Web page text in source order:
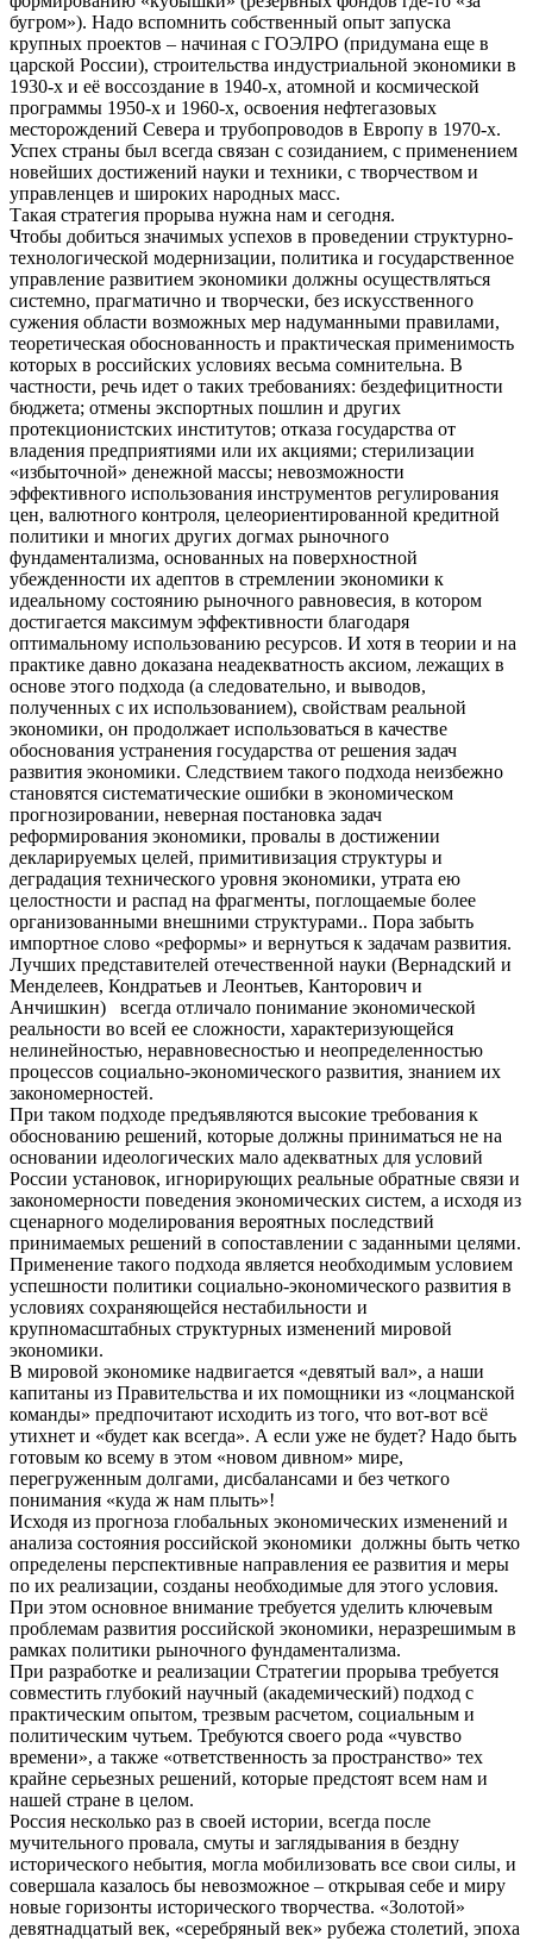
бугром»). Надо вспомнить собственный опыт запуска
крупных проектов – начиная с ГОЭЛРО (придумана еще в
царской России), строительства индустриальной экономики в
1930-х и её воссоздание в 1940-х, атомной и космической
программы 1950-х и 1960-х, освоения нефтегазовых
месторождений Севера и трубопроводов в Европу в 1970-х.
Успех страны был всегда связан с созиданием, с применением
новейших достижений науки и техники, с творчеством и
управленцев и широких народных масс.
Такая стратегия прорыва нужна нам и сегодня.
Чтобы добиться значимых успехов в проведении структурно-
технологической модернизации, политика и государственное
управление развитием экономики должны осуществляться
системно, прагматично и творчески, без искусственного
сужения области возможных мер надуманными правилами,
теоретическая обоснованность и практическая применимость
которых в российских условиях весьма сомнительна. В
частности, речь идет о таких требованиях: бездефицитности
бюджета; отмены экспортных пошлин и других
протекционистских институтов; отказа государства от
владения предприятиями или их акциями; стерилизации
«избыточной» денежной массы; невозможности
эффективного использования инструментов регулирования
цен, валютного контроля, целеориентированной кредитной
политики и многих других догмах рыночного
фундаментализма, основанных на поверхностной
убежденности их адептов в стремлении экономики к
идеальному состоянию рыночного равновесия, в котором
достигается максимум эффективности благодаря
оптимальному использованию ресурсов. И хотя в теории и на
практике давно доказана неадекватность аксиом, лежащих в
основе этого подхода (а следовательно, и выводов,
полученных с их использованием), свойствам реальной
экономики, он продолжает использоваться в качестве
обоснования устранения государства от решения задач
развития экономики. Следствием такого подхода неизбежно
становятся систематические ошибки в экономическом
прогнозировании, неверная постановка задач
реформирования экономики, провалы в достижении
декларируемых целей, примитивизация структуры и
деградация технического уровня экономики, утрата ею
целостности и распад на фрагменты, поглощаемые более
организованными внешними структурами.. Пора забыть
импортное слово «реформы» и вернуться к задачам развития.
Лучших представителей отечественной науки (Вернадский и
Менделеев, Кондратьев и Леонтьев, Канторович и
Анчишкин) всегда отличало понимание экономической
реальности во всей ее сложности, характеризующейся
нелинейностью, неравновесностью и неопределенностью
процессов социально-экономического развития, знанием их
закономерностей.
При таком подходе предъявляются высокие требования к
обоснованию решений, которые должны приниматься не на
основании идеологических мало адекватных для условий
России установок, игнорирующих реальные обратные связи и
закономерности поведения экономических систем, а исходя из
сценарного моделирования вероятных последствий
принимаемых решений в сопоставлении с заданными целями.
Применение такого подхода является необходимым условием
успешности политики социально-экономического развития в
условиях сохраняющейся нестабильности и
крупномасштабных структурных изменений мировой
экономики.
В мировой экономике надвигается «девятый вал», а наши
капитаны из Правительства и их помощники из «лоцманской
команды» предпочитают исходить из того, что вот-вот всё
утихнет и «будет как всегда». А если уже не будет? Надо быть
готовым ко всему в этом «новом дивном» мире,
перегруженным долгами, дисбалансами и без четкого
понимания «куда ж нам плыть»!
Исходя из прогноза глобальных экономических изменений и
анализа состояния российской экономики должны быть четко
определены перспективные направления ее развития и меры
по их реализации, созданы необходимые для этого условия.
При этом основное внимание требуется уделить ключевым
проблемам развития российской экономики, неразрешимым в
рамках политики рыночного фундаментализма.
При разработке и реализации Стратегии прорыва требуется
совместить глубокий научный (академический) подход с
практическим опытом, трезвым расчетом, социальным и
политическим чутьем. Требуются своего рода «чувство
времени», а также «ответственность за пространство» тех
крайне серьезных решений, которые предстоят всем нам и
нашей стране в целом.
Россия несколько раз в своей истории, всегда после
мучительного провала, смуты и заглядывания в бездну
исторического небытия, могла мобилизовать все свои силы, и
совершала казалось бы невозможное – открывая себе и миру
новые горизонты исторического творчества. «Золотой»
девятнадцатый век, «серебряный век» рубежа столетий, эпоха